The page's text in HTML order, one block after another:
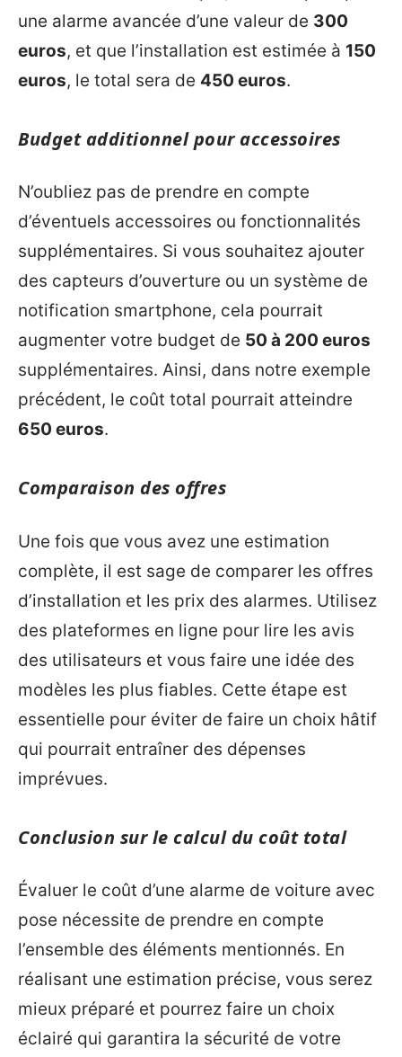
une alarme avancée d’une valeur de 300
euros, et que l’installation est estimée à 150
euros, le total sera de 450 euros.
Budget additionnel pour accessoires
N’oubliez pas de prendre en compte
d’éventuels accessoires ou fonctionnalités
supplémentaires. Si vous souhaitez ajouter
des capteurs d’ouverture ou un système de
notification smartphone, cela pourrait
augmenter votre budget de 50 à 200 euros
supplémentaires. Ainsi, dans notre exemple
précédent, le coût total pourrait atteindre
650 euros.
Comparaison des offres
Une fois que vous avez une estimation
complète, il est sage de comparer les offres
d’installation et les prix des alarmes. Utilisez
des plateformes en ligne pour lire les avis
des utilisateurs et vous faire une idée des
modèles les plus fiables. Cette étape est
essentielle pour éviter de faire un choix hâtif
qui pourrait entraîner des dépenses
imprévues.
Conclusion sur le calcul du coût total
Évaluer le coût d’une alarme de voiture avec
pose nécessite de prendre en compte
l’ensemble des éléments mentionnés. En
réalisant une estimation précise, vous serez
mieux préparé et pourrez faire un choix
éclairé qui garantira la sécurité de votre